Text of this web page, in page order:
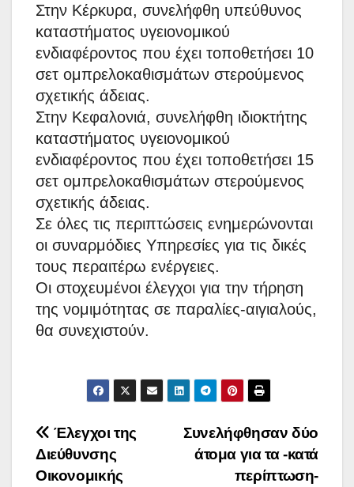
Στην Κέρκυρα, συνελήφθη υπεύθυνος
καταστήματος υγειονομικού
ενδιαφέροντος που έχει τοποθετήσει 10
σετ ομπρελοκαθισμάτων στερούμενος
σχετικής άδειας.
Στην Κεφαλονιά, συνελήφθη ιδιοκτήτης
καταστήματος υγειονομικού
ενδιαφέροντος που έχει τοποθετήσει 15
σετ ομπρελοκαθισμάτων στερούμενος
σχετικής άδειας.
Σε όλες τις περιπτώσεις ενημερώνονται
οι συναρμόδιες Υπηρεσίες για τις δικές
τους περαιτέρω ενέργειες.
Οι στοχευμένοι έλεγχοι για την τήρηση
της νομιμότητας σε παραλίες-αιγιαλούς,
θα συνεχιστούν.
Πλοήγηση
άρθρων
Συνελήφθησαν δύο
άτομα για τα -κατά
περίπτωση-
Έλεγχοι της
Διεύθυνσης
Οικονομικής